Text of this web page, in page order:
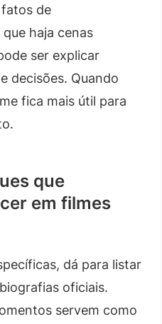
de
haja cenas
ser explicar
decisões. Quando
fica mais útil para
que
em filmes
dá para listar
oficiais.
servem como